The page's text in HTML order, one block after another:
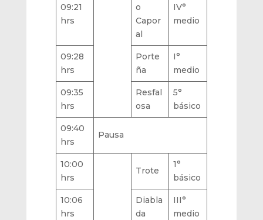
09:21
hrs
o
Capor
al
IV°
medio
09:28
hrs
Porte
ña
I°
medio
09:35
hrs
Resfal
osa
5°
básico
09:40
hrs
Pausa
10:00
hrs
Trote
1°
básico
10:06
hrs
Diabla
da
III°
medio